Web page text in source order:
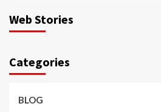
Web Stories
Categories
BLOG